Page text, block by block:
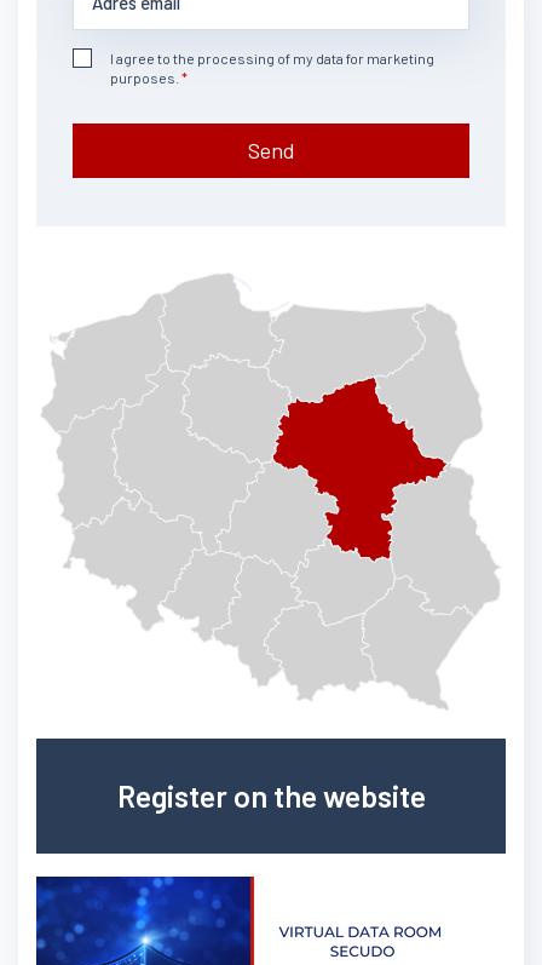
I agree to the processing of my data for marketing
purposes.
Send
Register on the website